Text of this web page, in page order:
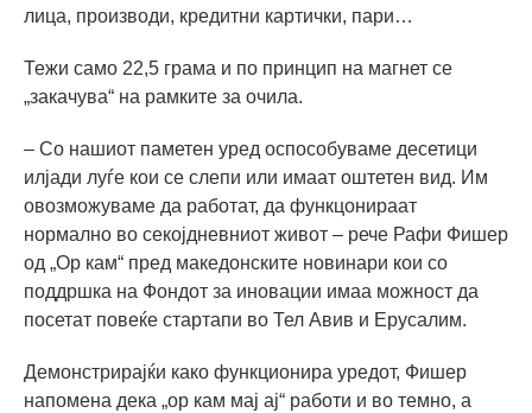
лица, производи, кредитни картички, пари…
Тежи само 22,5 грама и по принцип на магнет се
„закачува“ на рамките за очила.
– Со нашиот паметен уред оспособуваме десетици
илјади луѓе кои се слепи или имаат оштетен вид. Им
овозможуваме да работат, да функцонираат
нормално во секојдневниот живот – рече Рафи Фишер
од „Ор кам“ пред македонските новинари кои со
поддршка на Фондот за иновации имаа можност да
посетат повеќе стартапи во Тел Авив и Ерусалим.
Демонстрирајќи како функционира уредот, Фишер
напомена дека „ор кам мај ај“ работи и во темно, а